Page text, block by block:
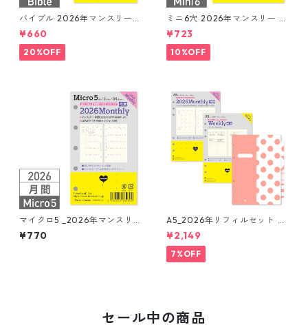
バイブル 2026年マンスリー
月間ブロック+LOVEドット罫
システム手帳リフィル
¥660
20%OFF
ミニ6穴 2026年マンスリー 月
間ブロック+LOVEドット罫 シ
ステム手帳リフィル
¥723
10%OFF
マイクロ5 _2026年マンスリ
ー 月間ブロック+LOVEドット
罫 システム手帳リフィル
¥770
A5_2026年リフィルセット シ
ステム手帳 ★送料無料★
¥2,149
7%OFF
セール中の商品